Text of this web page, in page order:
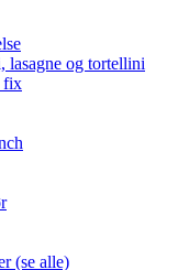
lasagne og tortellini
fix
(se alle)